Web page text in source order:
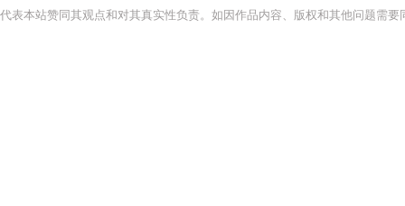
代表本站赞同其观点和对其真实性负责。如因作品内容、版权和其他问题需